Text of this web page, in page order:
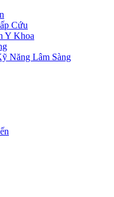
Cứu
Y Khoa
Năng Lâm Sàng